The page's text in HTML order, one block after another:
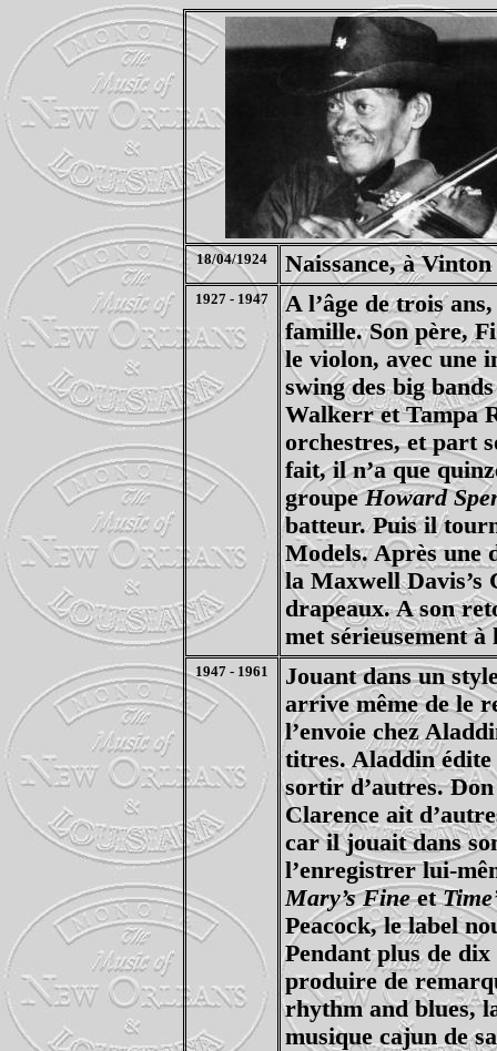
18/04/1924 Naissance, à
1927 - 1947
A l’âge de trois
famille. Son père,
le violon, avec une
swing des big
Walkerr et Tampa
orchestres, et part
fait, il n’a que
groupeHoward
batteur. Puis il
Models. Après une
la Maxwell Davis’s
drapeaux. A son
met sérieusement
1947 - 1961
Jouant dans un
arrive même de le
l’envoie chez
titres. Aladdin
sortir d’autres.
Clarence ait
car il jouait dans
l’enregistrer lui-
Mary’s Fineet
Peacock, le label
Pendant plus de
produire de
rhythm and blues,
musique cajun de